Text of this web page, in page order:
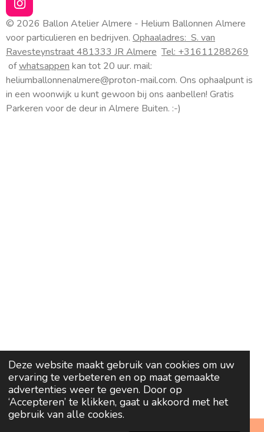
Deze website maakt gebruik van cookies om uw
ervaring te verbeteren en op maat gemaakte
advertenties weer te geven. Door op
‘Accepteren’ te klikken, gaat u akkoord met het
gebruik van alle cookies.
I
n
s
t
a
g
r
a
m
© 2026 Ballon Atelier Almere - Helium Ballonnen Almere
voor particulieren en bedrijven. Ophaaladres: S. van
Ravesteynstraat 481333 JR Almere Tel: +31611288269
ofwhatsappen kan tot 20 uur. mail:
heliumballonnenalmere@proton-mail.com. Ons ophaalpunt is
in een woonwijk u kunt gewoon bij ons aanbellen! Gratis
Parkeren voor de deur in Almere Buiten. :-)